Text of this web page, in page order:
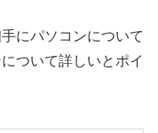
にパソコンについて
ついて詳しいとポイ